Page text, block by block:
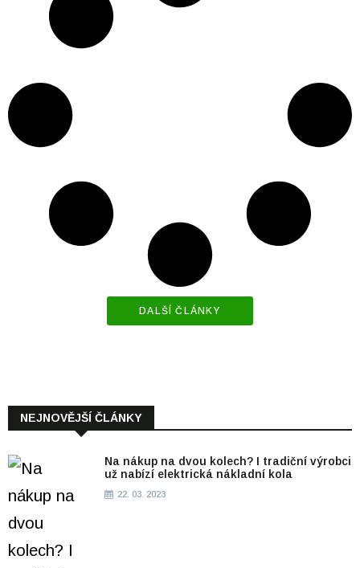
DALŠÍ ČLÁNKY
NEJNOVĚJŠÍ ČLÁNKY
Na nákup na dvou kolech? I tradiční výrobci
už nabízí elektrická nákladní kola
22. 03. 2023